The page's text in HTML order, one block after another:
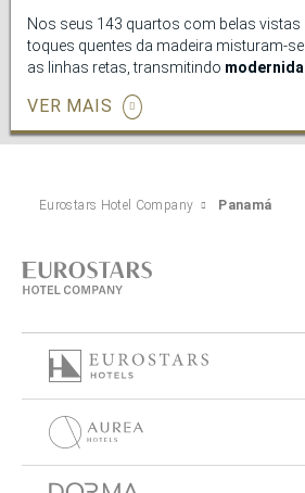
Nos seus 143 quartos com belas vistas
toques quentes da madeira misturam-
as linhas retas, transmitindo
secretária ou minibar.
o tipo e um ginásio
para manter a sua
VER MAIS
Eurostars Hotel Company Panamá